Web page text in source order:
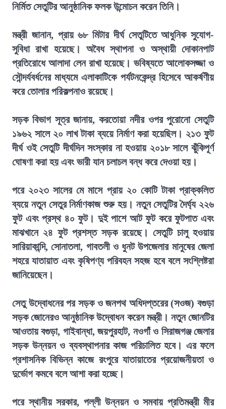
নির্মিত সেতুটির আনুষ্ঠানিক ফলক উন্মোচন করেন তিনি।
মন্ত্রী জানান, প্রায় ৬৮ মিটার দীর্ঘ সেতুটিতে আধুনিক সুযোগ-
সুবিধা রাখা হয়েছে। অবৈধ স্থাপনা ও অস্থায়ী দোকানপাট
প্রতিরোধে আলাদা লেন রাখা হয়েছে। ভবিষ্যতে আলোকসজ্জা ও
সৌন্দর্যবর্ধনের মাধ্যমে এলাকাটিকে পর্যটনকেন্দ্র হিসেবে আকর্ষণীয়
করে তোলার পরিকল্পনাও রয়েছে।
সড়ক বিভাগ সূত্র জানায়, করতোয়া নদীর ওপর পুরোনো সেতুটি
১৯৬২ সালে ২০ লাখ টাকা ব্যয়ে নির্মাণ করা হয়েছিল। ২১৩ ফুট
দীর্ঘ ওই সেতুটি দীর্ঘদিন সংস্কার না হওয়ায় ২০১৮ সালে ঝুঁকিপূর্ণ
ঘোষণা করা হয় এবং ভারী যান চলাচল বন্ধ করে দেওয়া হয়।
পরে ২০২৩ সালের মে মাসে প্রায় ২০ কোটি টাকা প্রাক্কলিত
ব্যয়ে নতুন সেতুর নির্মাণকাজ শুরু হয়। নতুন সেতুটির দৈর্ঘ্য ২২৬
ফুট এবং প্রস্থ ৪০ ফুট। দুই পাশে আট ফুট করে ফুটপাত এবং
মাঝখানে ২৪ ফুট প্রশস্ত সড়ক রয়েছে। সেতুটি চালু হওয়ায়
সারিয়াকান্দি, সোনাতলা, গাবতলী ও ধুনট উপজেলার মানুষের জেলা
শহরে যাতায়াত এবং কৃষিপণ্য পরিবহন সহজ হবে বলে সংশ্লিষ্টরা
জানিয়েছেন।
সেতু উদ্বোধনের পর সড়ক ও জনপথ অধিদপ্তরের (সওজ) বগুড়া
সড়ক জোনেরও আনুষ্ঠানিক উদ্বোধন করেন মন্ত্রী। নতুন জোনটির
আওতায় বগুড়া, গাইবান্ধা, জয়পুরহাট, নওগাঁ ও সিরাজগঞ্জ জেলার
সড়ক উন্নয়ন ও ব্যবস্থাপনার কাজ পরিচালিত হবে। এর ফলে
প্রশাসনিক বিভিন্ন কাজে রংপুরে যাতায়াতের প্রয়োজনীয়তা ও
দুর্ভোগ কমবে বলে আশা করা হচ্ছে।
পরে স্থানীয় সরকার, পল্লী উন্নয়ন ও সমবায় প্রতিমন্ত্রী মীর